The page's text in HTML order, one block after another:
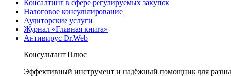
Консалтинг в сфере регулируемых закупок
Налоговое консультирование
Аудиторские услуги
Журнал «Главная книга»
Антивирус Dr.Web
Консультант Плюс
Эффективный инструмент и надёжный помощник для